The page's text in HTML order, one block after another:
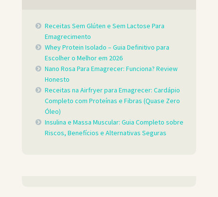
Receitas Sem Glúten e Sem Lactose Para
Emagrecimento
Whey Protein Isolado – Guia Definitivo para
Escolher o Melhor em 2026
Nano Rosa Para Emagrecer: Funciona? Review
Honesto
Receitas na Airfryer para Emagrecer: Cardápio
Completo com Proteínas e Fibras (Quase Zero
Óleo)
Insulina e Massa Muscular: Guia Completo sobre
Riscos, Benefícios e Alternativas Seguras